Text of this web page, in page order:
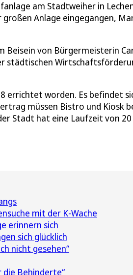
am Stadtweiher in
Anlage eingegangen,
Beisein von Bürgermeisterin
städtischen
errichtet worden. Es befindet
müssen Bistro und Kiosk
Stadt hat eine Laufzeit von 20
mit der K-Wache
erinnern sich
sich glücklich
nicht gesehen“
Behinderte“